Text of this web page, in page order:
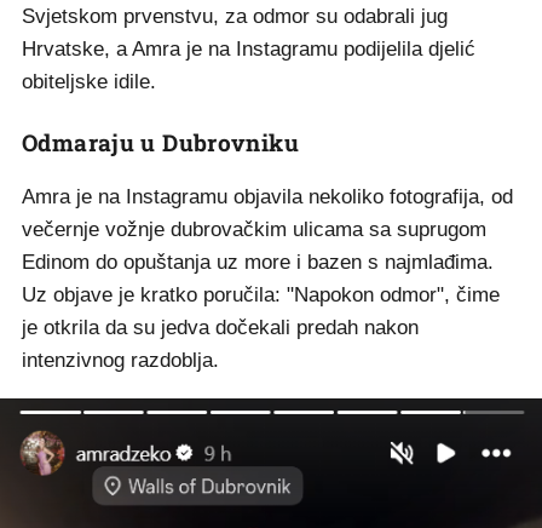
Svjetskom prvenstvu, za odmor su odabrali jug
Hrvatske, a Amra je na Instagramu podijelila djelić
obiteljske idile.
Odmaraju u Dubrovniku
Amra je na Instagramu objavila nekoliko fotografija, od
večernje vožnje dubrovačkim ulicama sa suprugom
Edinom do opuštanja uz more i bazen s najmlađima.
Uz objave je kratko poručila: "Napokon odmor", čime
je otkrila da su jedva dočekali predah nakon
intenzivnog razdoblja.